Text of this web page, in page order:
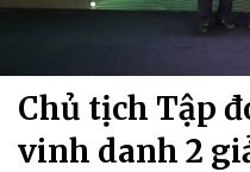
Chủ tịch Tập
vinh danh 2